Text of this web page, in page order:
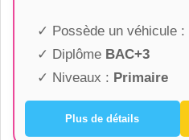
✓ Possède un véhicule :
✓ Diplôme BAC+3
✓ Niveaux : Primaire
Plus de détails